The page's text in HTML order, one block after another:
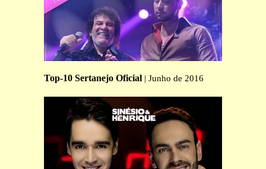
Top-10 Sertanejo Oficial | Junho de 2016